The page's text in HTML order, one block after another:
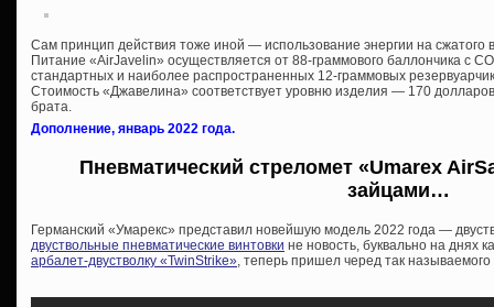
Сам принцип действия тоже иной — использование энергии на сжатого
Питание «AirJavelin» осуществляется от 88-граммового баллончика с
стандартных и наиболее распространенных 12-граммовых
Стоимость «Джавелина» соответствует уровню изделия — 170
брата.
Дополнение, январь 2022 года.
Пневматический стреломет «Umarex
зайцами…
Германский «Умарекс» представил новейшую модель 2022 года —
двуствольные пневматические винтовки не новость, буквально на днях
арбалет-двустволку «TwinStrike» , теперь пришел черед так